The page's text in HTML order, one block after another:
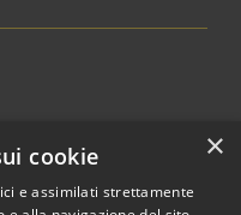
×
cookie
e assimilati strettamente